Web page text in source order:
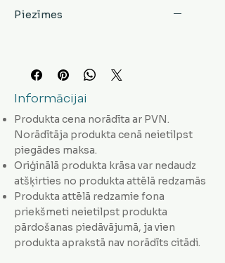
Piezīmes
Informācijai
Produkta cena norādīta ar PVN.
Norādītāja produkta cenā neietilpst
piegādes maksa.
Oriģinālā produkta krāsa var nedaudz
atšķirties no produkta attēlā redzamās
Produkta attēlā redzamie fona
priekšmeti neietilpst produkta
pārdošanas piedāvājumā, ja vien
produkta aprakstā nav norādīts citādi.